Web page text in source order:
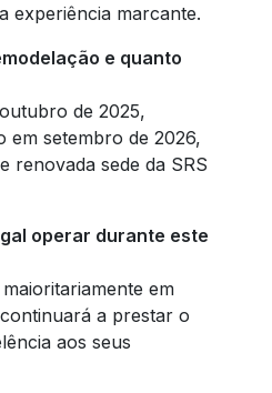
experiência marcante.
e quanto
de 2025,
em setembro de 2026,
renovada sede da SRS
operar durante este
em
a prestar o
aos seus